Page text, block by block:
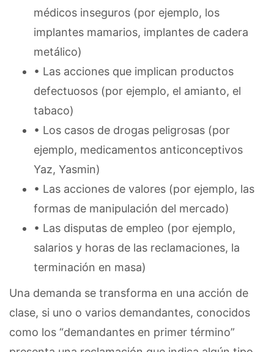
médicos inseguros (por ejemplo, los
implantes mamarios, implantes de cadera
metálico)
• Las acciones que implican productos
defectuosos (por ejemplo, el amianto, el
tabaco)
• Los casos de drogas peligrosas (por
ejemplo, medicamentos anticonceptivos
Yaz, Yasmin)
• Las acciones de valores (por ejemplo, las
formas de manipulación del mercado)
• Las disputas de empleo (por ejemplo,
salarios y horas de las reclamaciones, la
terminación en masa)
Una demanda se transforma en una acción de
clase, si uno o varios demandantes, conocidos
como los “demandantes en primer término”